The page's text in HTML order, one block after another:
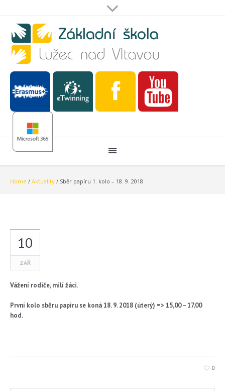
Home / Aktuality / Sběr papíru 1. kolo – 18. 9. 2018
10
ZÁŘ
Vážení rodiče, milí žáci.
První kolo sběru papíru se koná 18. 9. 2018 (úterý) => 15,00 – 17,00
hod.
0